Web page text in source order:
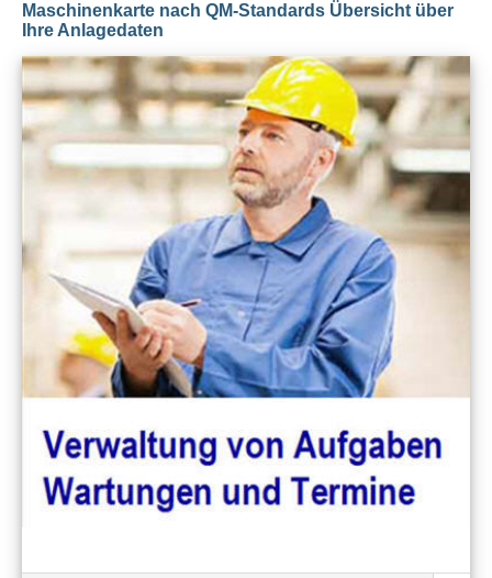
Maschinenkarte nach QM-Standards Übersicht über
Ihre Anlagedaten